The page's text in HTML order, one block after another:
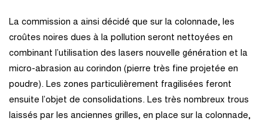
La commission a ainsi décidé que sur la colonnade, les
croûtes noires dues à la pollution seront nettoyées en
combinant l’utilisation des lasers nouvelle génération et la
micro-abrasion au corindon (pierre très fine projetée en
poudre). Les zones particulièrement fragilisées feront
ensuite l’objet de consolidations. Les très nombreux trous
laissés par les anciennes grilles, en place sur la colonnade,